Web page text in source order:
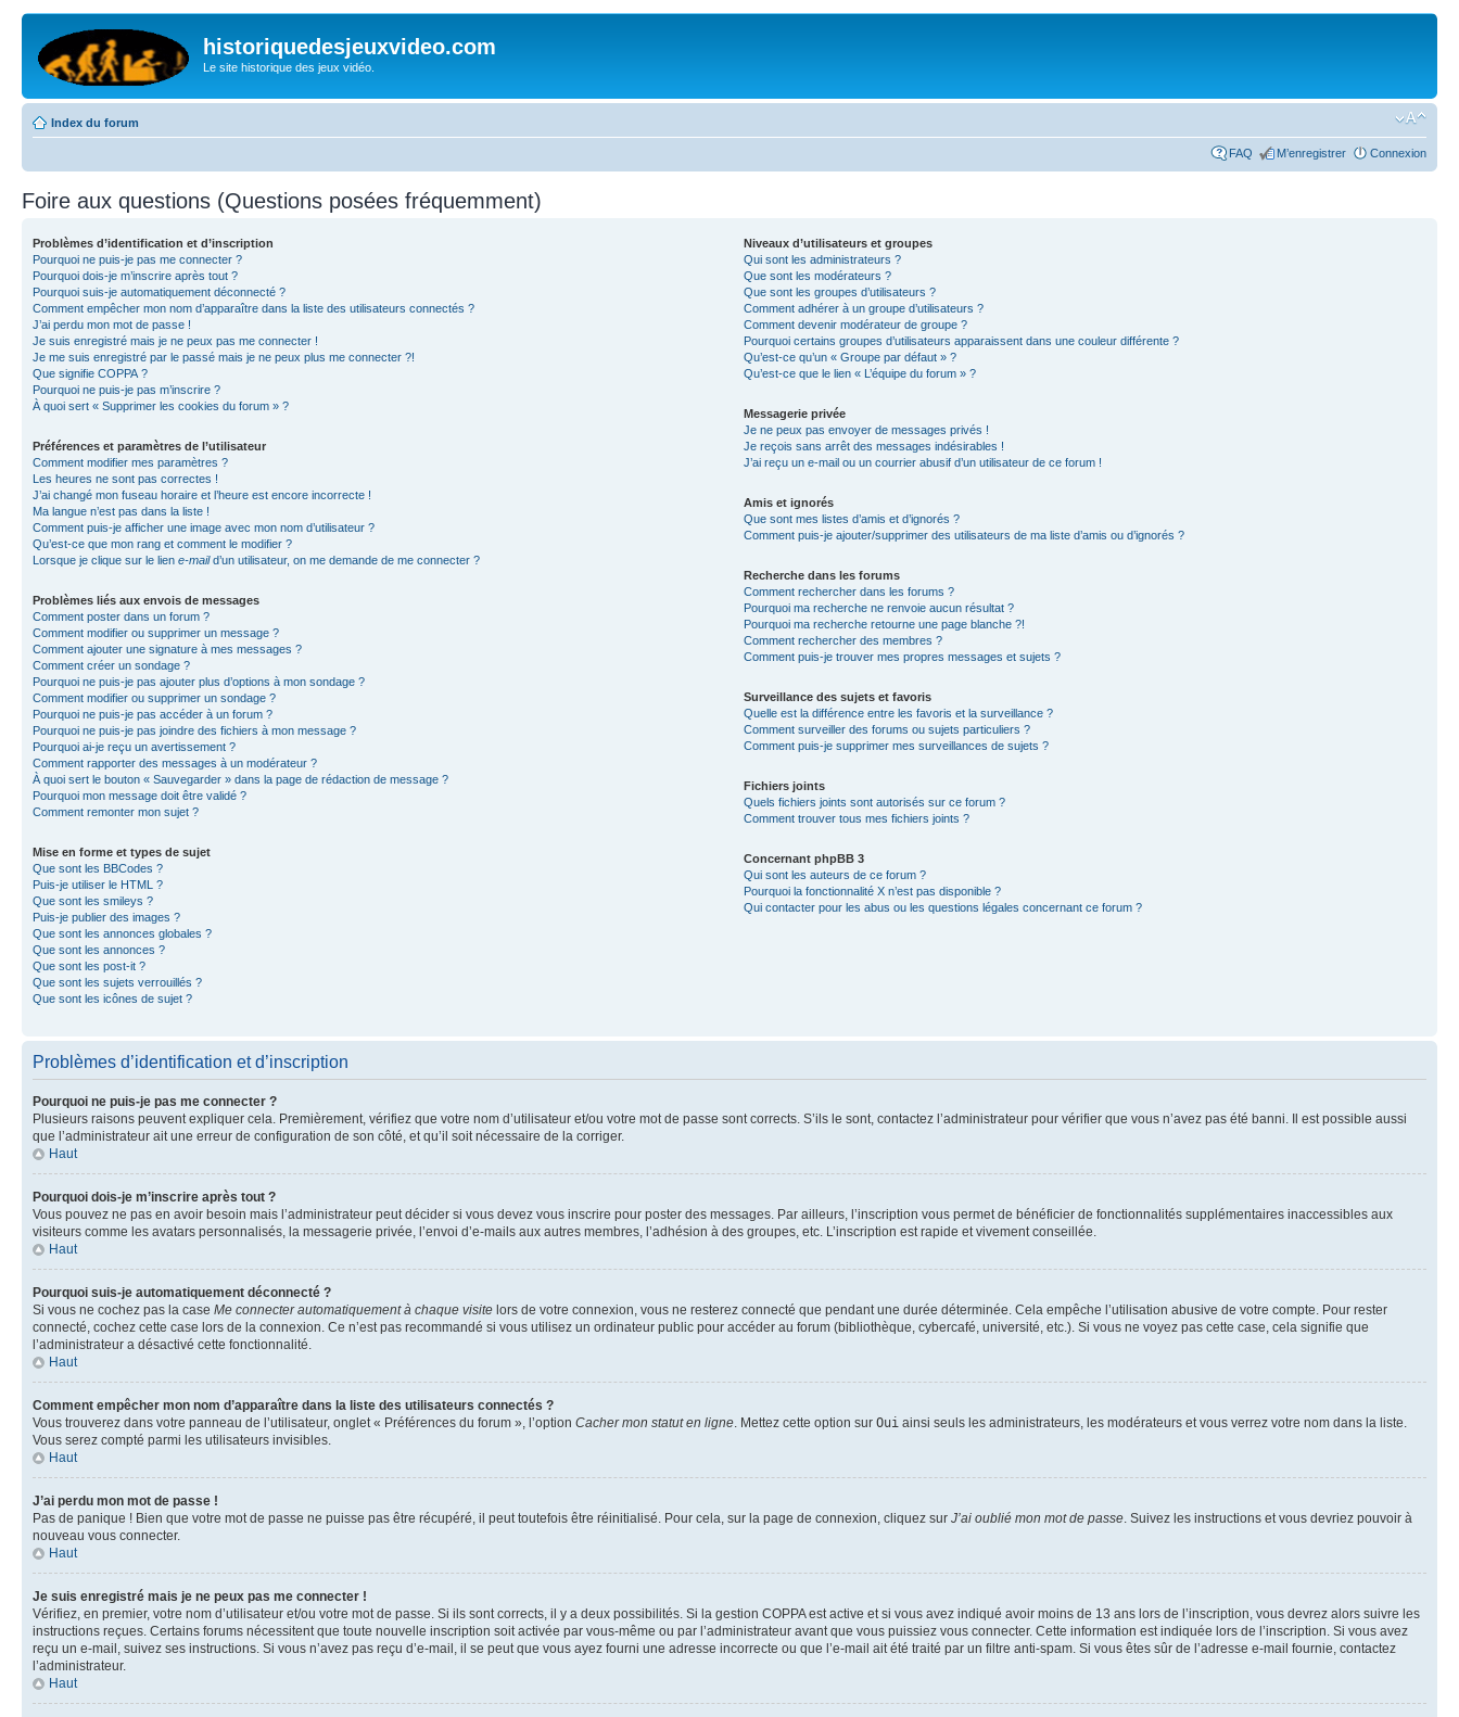
historiquedesjeuxvideo.com
Le site historique des jeux vidéo.
Index du forum
FAQ M’enregistrer Connexion
Foire aux questions (Questions posées fréquemment)
Problèmes d’identification et d’inscription
Pourquoi ne puis-je pas me connecter ?
Pourquoi dois-je m’inscrire après tout ?
Pourquoi suis-je automatiquement déconnecté ?
Comment empêcher mon nom d’apparaître dans la liste des utilisateurs connectés ?
J’ai perdu mon mot de passe !
Je suis enregistré mais je ne peux pas me connecter !
Je me suis enregistré par le passé mais je ne peux plus me connecter ?!
Que signifie COPPA ?
Pourquoi ne puis-je pas m’inscrire ?
À quoi sert « Supprimer les cookies du forum » ?
Préférences et paramètres de l’utilisateur
Comment modifier mes paramètres ?
Les heures ne sont pas correctes !
J’ai changé mon fuseau horaire et l’heure est encore incorrecte !
Ma langue n’est pas dans la liste !
Comment puis-je afficher une image avec mon nom d’utilisateur ?
Qu’est-ce que mon rang et comment le modifier ?
Lorsque je clique sur le lien e-maild’un utilisateur, on me demande de me connecter ?
Problèmes liés aux envois de messages
Comment poster dans un forum ?
Comment modifier ou supprimer un message ?
Comment ajouter une signature à mes messages ?
Comment créer un sondage ?
Pourquoi ne puis-je pas ajouter plus d’options à mon sondage ?
Comment modifier ou supprimer un sondage ?
Pourquoi ne puis-je pas accéder à un forum ?
Pourquoi ne puis-je pas joindre des fichiers à mon message ?
Pourquoi ai-je reçu un avertissement ?
Comment rapporter des messages à un modérateur ?
À quoi sert le bouton « Sauvegarder » dans la page de rédaction de message ?
Pourquoi mon message doit être validé ?
Comment remonter mon sujet ?
Mise en forme et types de sujet
Que sont les BBCodes ?
Puis-je utiliser le HTML ?
Que sont les smileys ?
Puis-je publier des images ?
Que sont les annonces globales ?
Que sont les annonces ?
Que sont les post-it ?
Que sont les sujets verrouillés ?
Que sont les icônes de sujet ?
Niveaux d’utilisateurs et groupes
Qui sont les administrateurs ?
Que sont les modérateurs ?
Que sont les groupes d’utilisateurs ?
Comment adhérer à un groupe d’utilisateurs ?
Comment devenir modérateur de groupe ?
Pourquoi certains groupes d’utilisateurs apparaissent dans une couleur différente ?
Qu’est-ce qu’un « Groupe par défaut » ?
Qu’est-ce que le lien « L’équipe du forum » ?
Messagerie privée
Je ne peux pas envoyer de messages privés !
Je reçois sans arrêt des messages indésirables !
J’ai reçu un e-mail ou un courrier abusif d’un utilisateur de ce forum !
Amis et ignorés
Que sont mes listes d’amis et d’ignorés ?
Comment puis-je ajouter/supprimer des utilisateurs de ma liste d’amis ou d’ignorés ?
Recherche dans les forums
Comment rechercher dans les forums ?
Pourquoi ma recherche ne renvoie aucun résultat ?
Pourquoi ma recherche retourne une page blanche ?!
Comment rechercher des membres ?
Comment puis-je trouver mes propres messages et sujets ?
Surveillance des sujets et favoris
Quelle est la différence entre les favoris et la surveillance ?
Comment surveiller des forums ou sujets particuliers ?
Comment puis-je supprimer mes surveillances de sujets ?
Fichiers joints
Quels fichiers joints sont autorisés sur ce forum ?
Comment trouver tous mes fichiers joints ?
Concernant phpBB 3
Qui sont les auteurs de ce forum ?
Pourquoi la fonctionnalité X n’est pas disponible ?
Qui contacter pour les abus ou les questions légales concernant ce forum ?
Problèmes d’identification et d’inscription
Pourquoi ne puis-je pas me connecter ?
Plusieurs raisons peuvent expliquer cela. Premièrement, vérifiez que votre nom d’utilisateur et/ou votre mot de passe sont corrects. S’ils le sont, contactez l’administrateur pour vérifier que vous n’avez pas été banni. Il est possible aussi
que l’administrateur ait une erreur de configuration de son côté, et qu’il soit nécessaire de la corriger.
Haut
Pourquoi dois-je m’inscrire après tout ?
Vous pouvez ne pas en avoir besoin mais l’administrateur peut décider si vous devez vous inscrire pour poster des messages. Par ailleurs, l’inscription vous permet de bénéficier de fonctionnalités supplémentaires inaccessibles aux
visiteurs comme les avatars personnalisés, la messagerie privée, l’envoi d’e-mails aux autres membres, l’adhésion à des groupes, etc. L’inscription est rapide et vivement conseillée.
Haut
Pourquoi suis-je automatiquement déconnecté ?
Si vous ne cochez pas la case Me connecter automatiquement à chaque visite lors de votre connexion, vous ne resterez connecté que pendant une durée déterminée. Cela empêche l’utilisation abusive de votre compte. Pour rester
connecté, cochez cette case lors de la connexion. Ce n’est pas recommandé si vous utilisez un ordinateur public pour accéder au forum (bibliothèque, cybercafé, université, etc.). Si vous ne voyez pas cette case, cela signifie que
l’administrateur a désactivé cette fonctionnalité.
Haut
Comment empêcher mon nom d’apparaître dans la liste des utilisateurs connectés ?
Vous trouverez dans votre panneau de l’utilisateur, onglet « Préférences du forum », l’option Cacher mon statut en ligne . Mettez cette option sur Oui ainsi seuls les administrateurs, les modérateurs et vous verrez votre nom dans la liste.
Vous serez compté parmi les utilisateurs invisibles.
Haut
J’ai perdu mon mot de passe !
Pas de panique ! Bien que votre mot de passe ne puisse pas être récupéré, il peut toutefois être réinitialisé. Pour cela, sur la page de connexion, cliquez sur J’ai oublié mon mot de passe . Suivez les instructions et vous devriez pouvoir à
nouveau vous connecter.
Haut
Je suis enregistré mais je ne peux pas me connecter !
Vérifiez, en premier, votre nom d’utilisateur et/ou votre mot de passe. Si ils sont corrects, il y a deux possibilités. Si la gestion COPPA est active et si vous avez indiqué avoir moins de 13 ans lors de l’inscription, vous devrez alors suivre les
instructions reçues. Certains forums nécessitent que toute nouvelle inscription soit activée par vous-même ou par l’administrateur avant que vous puissiez vous connecter. Cette information est indiquée lors de l’inscription. Si vous avez
reçu un e-mail, suivez ses instructions. Si vous n’avez pas reçu d’e-mail, il se peut que vous ayez fourni une adresse incorrecte ou que l’e-mail ait été traité par un filtre anti-spam. Si vous êtes sûr de l’adresse e-mail fournie, contactez
l’administrateur.
Haut